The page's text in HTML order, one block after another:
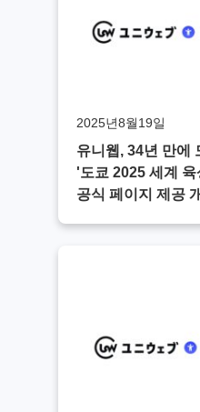
2025년8월19일
유니웹, 34년 만에
'도쿄 2025 세계
공식 페이지 제공